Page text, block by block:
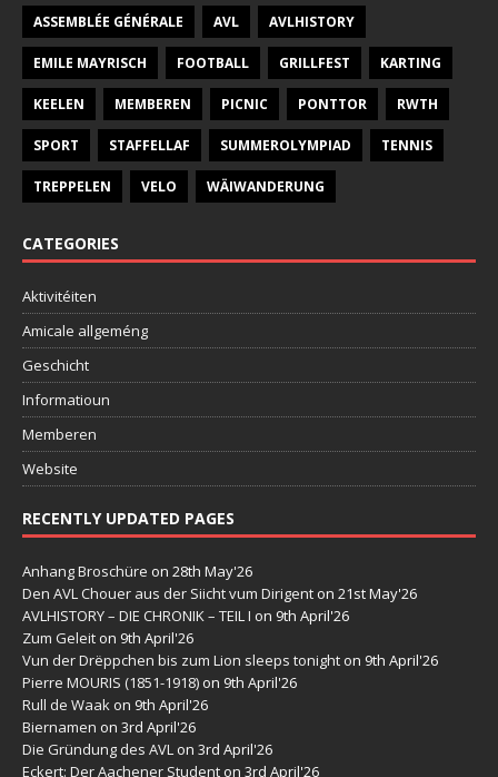
ASSEMBLÉE GÉNÉRALE AVL AVLHISTORY
EMILE MAYRISCH FOOTBALL GRILLFEST KARTING
KEELEN MEMBEREN PICNIC PONTTOR RWTH
SPORT STAFFELLAF SUMMEROLYMPIAD TENNIS
TREPPELEN VELO WÄIWANDERUNG
CATEGORIES
Aktivitéiten
Amicale allgeméng
Geschicht
Informatioun
Memberen
Website
RECENTLY UPDATED PAGES
Anhang Broschüre on 28th May'26
Den AVL Chouer aus der Siicht vum Dirigent on 21st May'26
AVLHISTORY – DIE CHRONIK – TEIL I on 9th April'26
Zum Geleit on 9th April'26
Vun der Drëppchen bis zum Lion sleeps tonight on 9th April'26
Pierre MOURIS (1851-1918) on 9th April'26
Rull de Waak on 9th April'26
Biernamen on 3rd April'26
Die Gründung des AVL on 3rd April'26
Eckert: Der Aachener Student on 3rd April'26